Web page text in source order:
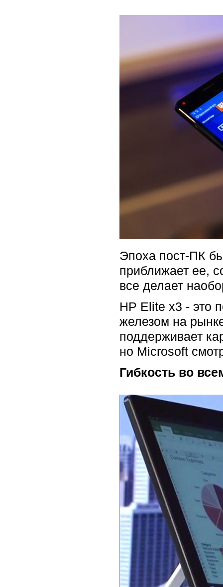
Эпоха пост-ПК
приближает ее,
все делает
HP Elite x3 - это
железом на
поддерживает
но Microsoft
Гибкость во